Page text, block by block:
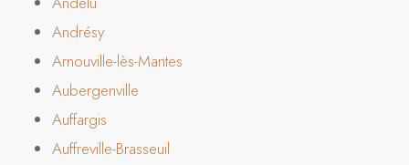
Andrésy
Arnouville-lès-Mantes
Aubergenville
Auffargis
Auffreville-Brasseuil